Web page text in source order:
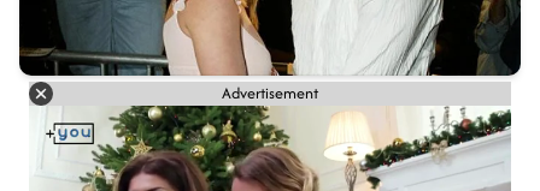
Advertisement